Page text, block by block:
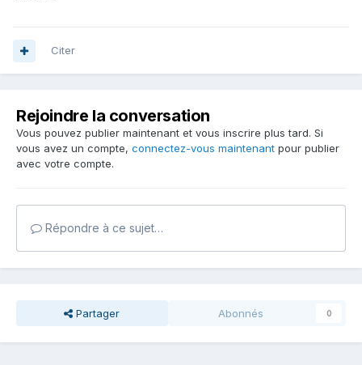
Citer
Rejoindre la conversation
Vous pouvez publier maintenant et vous inscrire plus tard. Si
vous avez un compte, connectez-vous maintenant pour publier
avec votre compte.
Répondre à ce sujet…
Partager Abonnés 0